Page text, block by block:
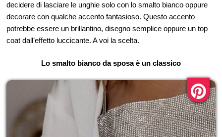
decidere di lasciare le unghie solo con lo smalto bianco oppure
decorare con qualche accento fantasioso. Questo accento
potrebbe essere un brillantino, disegno semplice oppure un top
coat dall’effetto luccicante. A voi la scelta.
Lo smalto bianco da sposa è un classico